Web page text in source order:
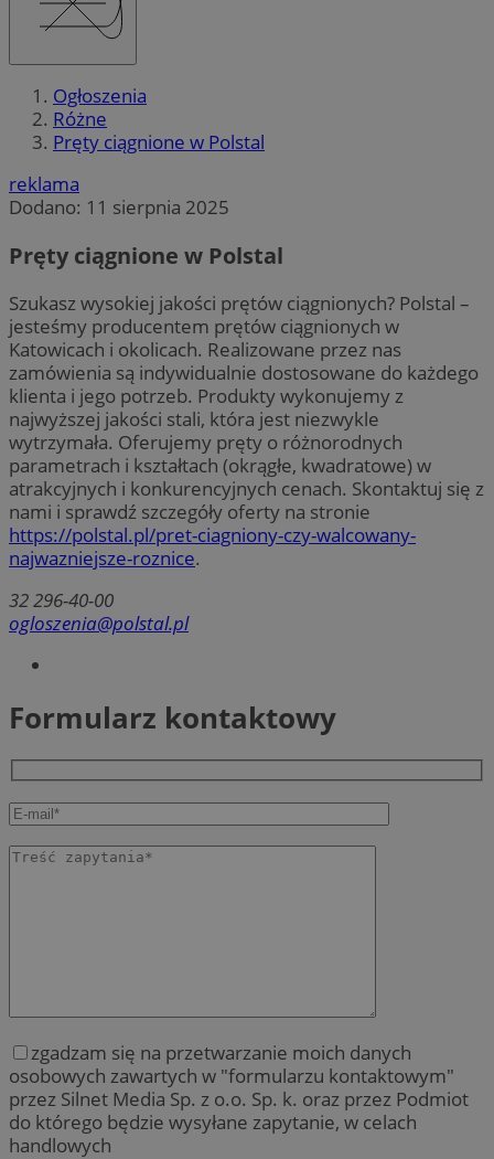
Ogłoszenia
Różne
Pręty ciągnione w Polstal
reklama
Dodano: 11 sierpnia 2025
Pręty ciągnione w Polstal
Szukasz wysokiej jakości prętów ciągnionych? Polstal –
jesteśmy producentem prętów ciągnionych w
Katowicach i okolicach. Realizowane przez nas
zamówienia są indywidualnie dostosowane do każdego
klienta i jego potrzeb. Produkty wykonujemy z
najwyższej jakości stali, która jest niezwykle
wytrzymała. Oferujemy pręty o różnorodnych
parametrach i kształtach (okrągłe, kwadratowe) w
atrakcyjnych i konkurencyjnych cenach. Skontaktuj się z
nami i sprawdź szczegóły oferty na stronie
https://polstal.pl/pret-ciagniony-czy-walcowany-
najwazniejsze-roznice.
32 296-40-00
ogloszenia@polstal.pl
Formularz kontaktowy
zgadzam się na przetwarzanie moich danych
osobowych zawartych w "formularzu kontaktowym"
przez Silnet Media Sp. z o.o. Sp. k. oraz przez Podmiot
do którego będzie wysyłane zapytanie, w celach
handlowych